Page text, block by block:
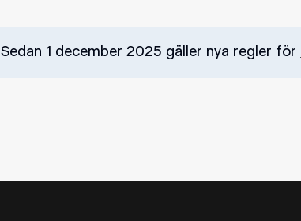
Sedan 1 december 2025 gäller nya regler för